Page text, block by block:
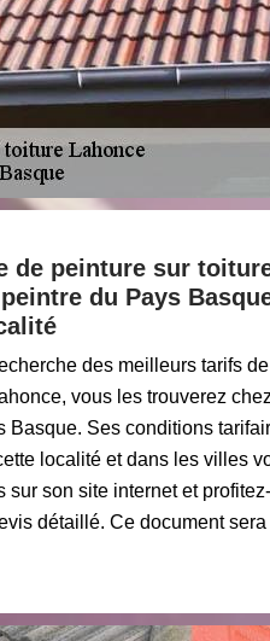
de peinture sur
du Pays
des meilleurs tarifs
vous les trouverez
Basque. Ses conditions
localité et dans les villes
sur son site internet et
détaillé. Ce document